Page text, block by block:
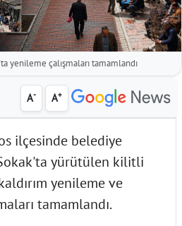
yenileme çalışmaları tamamlandı
A- A+
ilçesinde belediye
yürütülen kilitli
yenileme ve
tamamlandı.